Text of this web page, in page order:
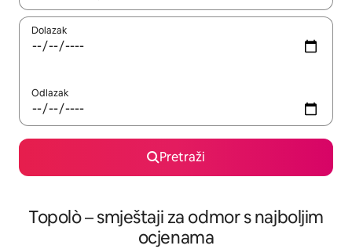
Dolazak
Odlazak
Pretraži
Topolò – smještaji za odmor s najboljim
ocjenama